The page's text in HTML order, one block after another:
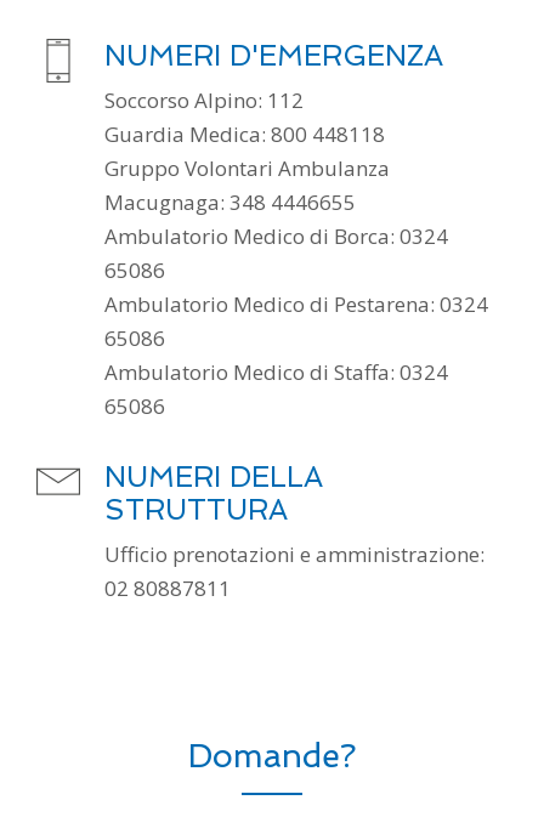
NUMERI D'EMERGENZA
Soccorso Alpino: 112
Guardia Medica: 800 448118
Gruppo Volontari Ambulanza
Macugnaga: 348 4446655
Ambulatorio Medico di Borca: 0324
65086
Ambulatorio Medico di Pestarena: 0324
65086
Ambulatorio Medico di Staffa: 0324
NUMERI DELLA
STRUTTURA
Ufficio prenotazioni e amministrazione:
02 80887811
Domande?